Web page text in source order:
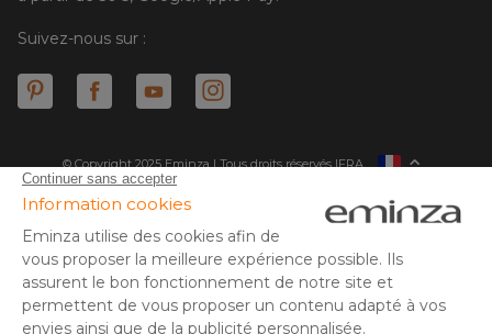
Suivez-nous sur :
© Copyright 2025 Eminza | Tous droits réservés |
ESPAÑA
NEDERLAND
SUISSE
FRA
* Vous disposez de 30 jours (à compter de la réception ou du
retrait de votre colis) pour effectuer un retour de produits et
** Expédition le jour même pour toute commande passée avant